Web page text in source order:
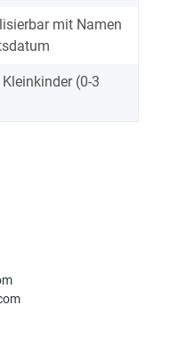
mit Namen
(0-3